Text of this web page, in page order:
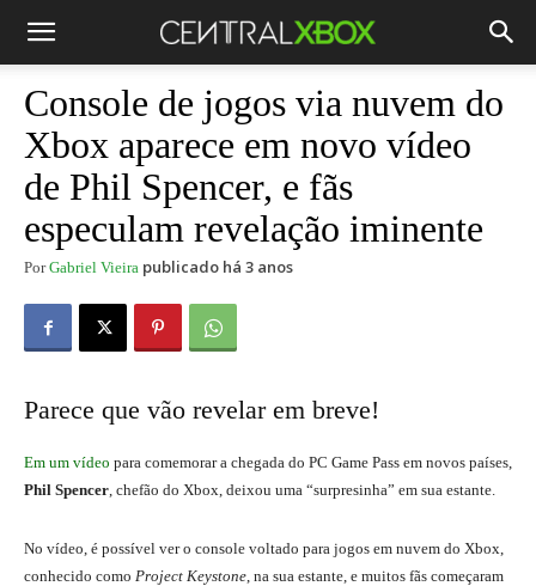
Console de jogos via nuvem do
Xbox aparece em novo vídeo
de Phil Spencer, e fãs
especulam revelação iminente
Por Gabriel Vieira publicado há 3 anos
Parece que vão revelar em breve!
Em um vídeo para comemorar a chegada do PC Game Pass em novos países,
Phil Spencer, chefão do Xbox, deixou uma “surpresinha” em sua estante.
No vídeo, é possível ver o console voltado para jogos em nuvem do Xbox,
conhecido como Project Keystone, na sua estante, e muitos fãs começaram